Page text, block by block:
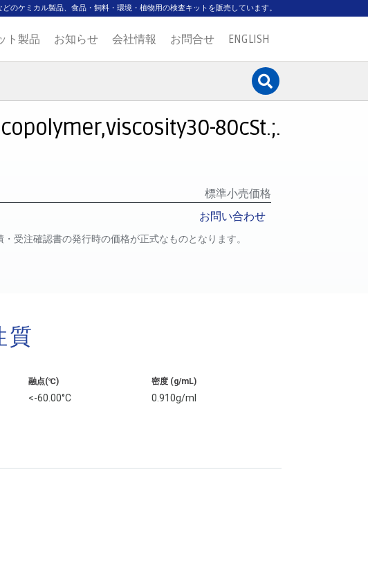
のケミカル製品、食品・飼料・環境・植物用の検査キットを販売しています。
ト製品 お知らせ 会社情報 お問合せ ENGLISH
80cSt.;.
標準小売価格
お問い合わせ
受注確認書の発行時の価格が正式なものとなります。
質
融点(℃)
<-60.00°C
密度 (g/mL)
0.910g/ml